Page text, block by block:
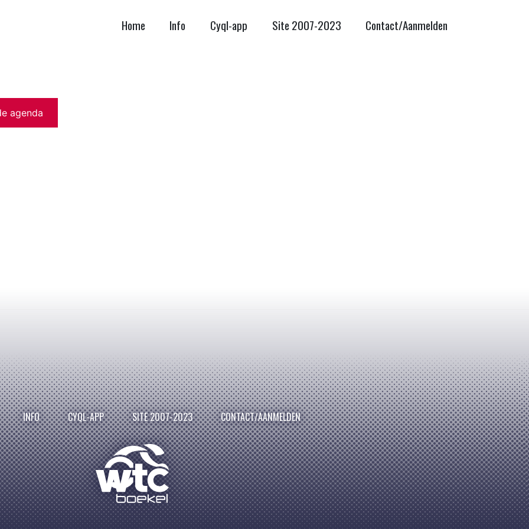
Home Info Cyql-app Site 2007-2023 Contact/Aanmelden
agenda
INFO CYQL-APP SITE 2007-2023 CONTACT/AANMELDEN